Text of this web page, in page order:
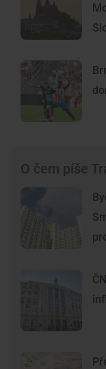
O čem píše